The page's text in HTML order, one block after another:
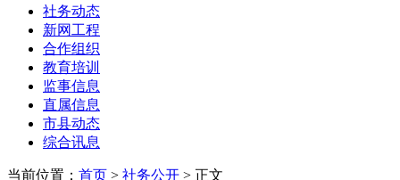
社务动态
新网工程
合作组织
教育培训
监事信息
直属信息
市县动态
综合讯息
当前位置： 首页 > 社务公开 > 正文